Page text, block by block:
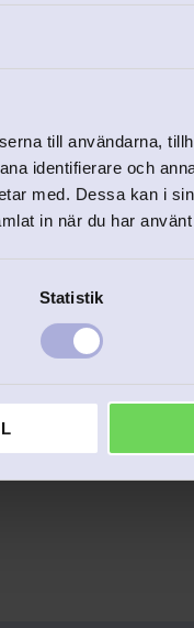
till användarna,
identifierare och
med. Dessa kan i
in när du har
Statistik
flagga
kr